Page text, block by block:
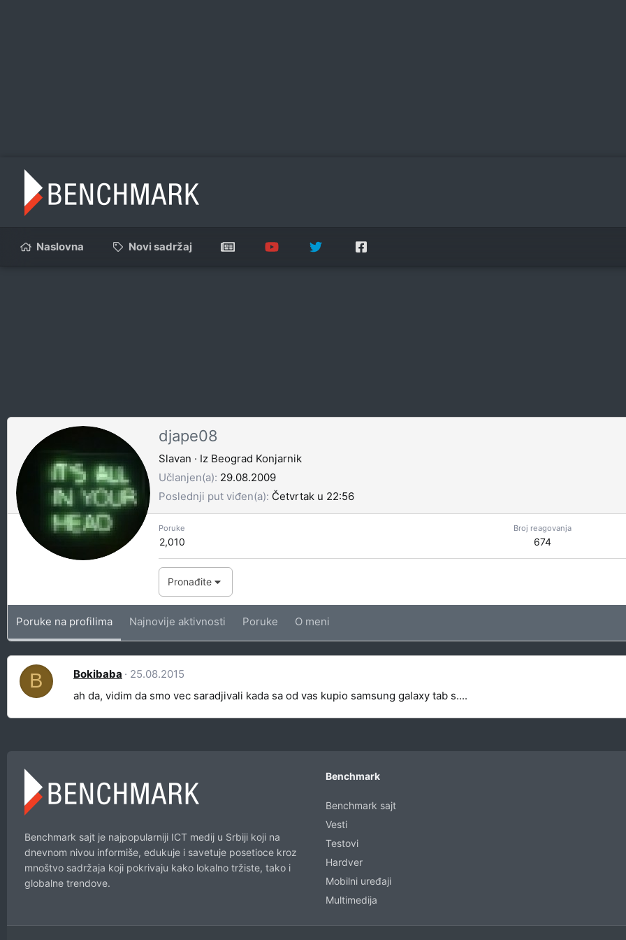
Naslovna Novi sadržaj
djape08
Slavan · Iz Beograd Konjarnik
Učlanjen(a) 29.08.2009
Poslednji put viđen(a) Četvrtak u 22:56
Poruke
2,010
Broj reagovanja
674
Pronađite
Poruke na profilima Najnovije aktivnosti Poruke O meni
B Bokibaba
25.08.2015
ah da, vidim da smo vec saradjivali kada sa od vas kupio samsung galaxy tab s....
Benchmark sajt je najpopularniji ICT medij u Srbiji koji na
dnevnom nivou informiše, edukuje i savetuje posetioce kroz
mnoštvo sadržaja koji pokrivaju kako lokalno tržiste, tako i
globalne trendove.
Benchmark
Benchmark sajt
Vesti
Testovi
Hardver
Mobilni uređaji
Multimedija